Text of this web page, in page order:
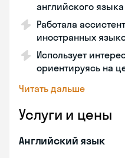
английского языка
Работала
иностранных
Использует
ориентируясь на
Читать дальше
Услуги и цены
Английский язык